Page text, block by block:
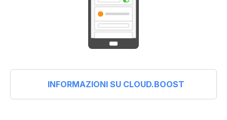
INFORMAZIONI SU CLOUD.BOOST